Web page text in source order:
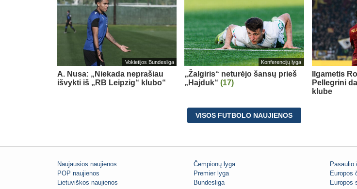
Vokietijos Bundesliga
A. Nusa: „Niekada neprašiau
išvykti iš „RB Leipzig“ klubo“
Konferencijų lyga
„Žalgiris“ neturėjo šansų prieš
„Hajduk“(17)
Ilgametis
Pellegrini
klube
VISOS FUTBOLO NAUJIENOS
Naujausios naujienos
POP naujienos
Lietuviškos naujienos
Čempionų lyga
Premier lyga
Bundesliga
Pasaulio
Europos
Europos